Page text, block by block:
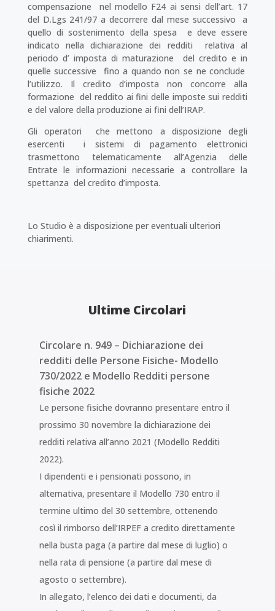
compensazione nel modello F24 ai sensi dell’art. 17
del D.Lgs 241/97 a decorrere dal mese successivo a
quello di sostenimento della spesa e deve essere
indicato nella dichiarazione dei redditi relativa al
periodo d’ imposta di maturazione del credito e in
quelle successive fino a quando non se ne conclude
l’utilizzo. Il credito d’imposta non concorre alla
formazione del reddito ai fini delle imposte sui redditi
e del valore della produzione ai fini dell’IRAP.
Gli operatori che mettono a disposizione degli
esercenti i sistemi di pagamento elettronici
trasmettono telematicamente all’Agenzia delle
Entrate le informazioni necessarie a controllare la
spettanza del credito d’imposta.
Lo Studio è a disposizione per eventuali ulteriori
chiarimenti.
Ultime Circolari
Circolare n. 949 – Dichiarazione dei
redditi delle Persone Fisiche- Modello
730/2022 e Modello Redditi persone
fisiche 2022
Le persone fisiche dovranno presentare entro il
prossimo 30 novembre la dichiarazione dei
redditi relativa all’anno 2021 (Modello Redditi
2022).
I dipendenti e i pensionati possono, in
alternativa, presentare il Modello 730 entro il
termine ultimo del 30 settembre, ottenendo
così il rimborso dell’IRPEF a credito direttamente
nella busta paga (a partire dal mese di luglio) o
nella rata di pensione (a partire dal mese di
agosto o settembre).
In allegato, l’elenco dei dati e documenti, da